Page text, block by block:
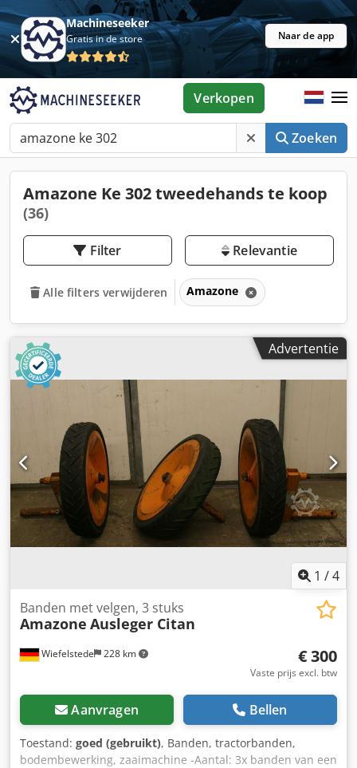
Machineseeker
Gratis in de store Naar de app
Zoeken
Verkopen
Amazone Ke 302 tweedehands te koop
(36)
Filter Relevantie
Alle filters verwijderen Amazone
Advertentie
1 /4
Wiefelstede 228 km
Banden met velgen, 3 stuks
Amazone Ausleger Citan
€ 300
Vaste prijs excl. btw
Aanvragen Bellen
Toestand: goed (gebruikt), Banden, tractorbanden,
bodembewerking, zaaimachine -Aantal: 3x banden van een